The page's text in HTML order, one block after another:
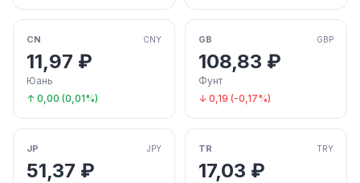
CN CNY
11,97 ₽
Юань
↑ 0,00 (0,01%)
GB GBP
108,83 ₽
Фунт
↓ 0,19 (-0,17%)
JP JPY
51,37 ₽
TR TRY
17,03 ₽